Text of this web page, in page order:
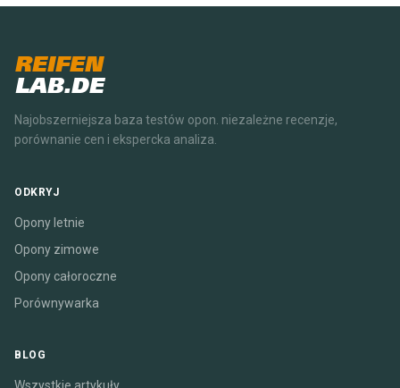
REIFEN
LAB.DE
Najobszerniejsza baza testów opon. niezależne recenzje,
porównanie cen i ekspercka analiza.
ODKRYJ
Opony letnie
Opony zimowe
Opony całoroczne
Porównywarka
BLOG